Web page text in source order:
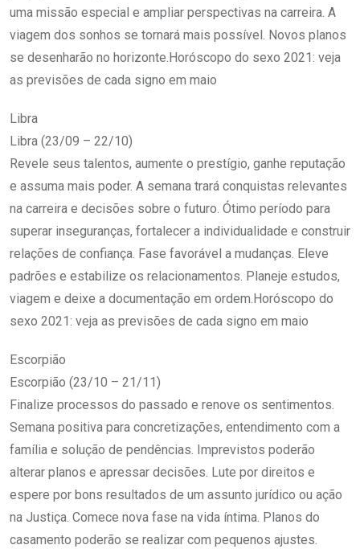
uma missão especial e ampliar perspectivas na carreira. A
viagem dos sonhos se tornará mais possível. Novos planos
se desenharão no horizonte.Horóscopo do sexo 2021: veja
as previsões de cada signo em maio
Libra
Libra (23/09 – 22/10)
Revele seus talentos, aumente o prestígio, ganhe reputação
e assuma mais poder. A semana trará conquistas relevantes
na carreira e decisões sobre o futuro. Ótimo período para
superar inseguranças, fortalecer a individualidade e construir
relações de confiança. Fase favorável a mudanças. Eleve
padrões e estabilize os relacionamentos. Planeje estudos,
viagem e deixe a documentação em ordem.Horóscopo do
sexo 2021: veja as previsões de cada signo em maio
Escorpião
Escorpião (23/10 – 21/11)
Finalize processos do passado e renove os sentimentos.
Semana positiva para concretizações, entendimento com a
família e solução de pendências. Imprevistos poderão
alterar planos e apressar decisões. Lute por direitos e
espere por bons resultados de um assunto jurídico ou ação
na Justiça. Comece nova fase na vida íntima. Planos do
casamento poderão se realizar com pequenos ajustes.